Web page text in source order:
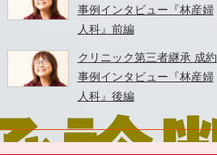
事例インタビュー『林産婦
人科』前編
クリニック第三者継承 成約
事例インタビュー『林産婦
人科』後編